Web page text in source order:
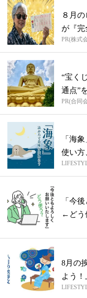
８月
が『
PR(株式
“宝く
通点”
PR(合同
「海
使い方
「今
←どう
8月の
よう